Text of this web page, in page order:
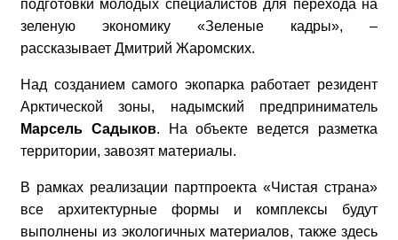
подготовки молодых специалистов для перехода на
зеленую экономику «Зеленые кадры», –
рассказывает Дмитрий Жаромских.
Над созданием самого экопарка работает резидент
Арктической зоны, надымский предприниматель
Марсель Садыков. На объекте ведется разметка
территории, завозят материалы.
В рамках реализации партпроекта «Чистая страна»
все архитектурные формы и комплексы будут
выполнены из экологичных материалов, также здесь